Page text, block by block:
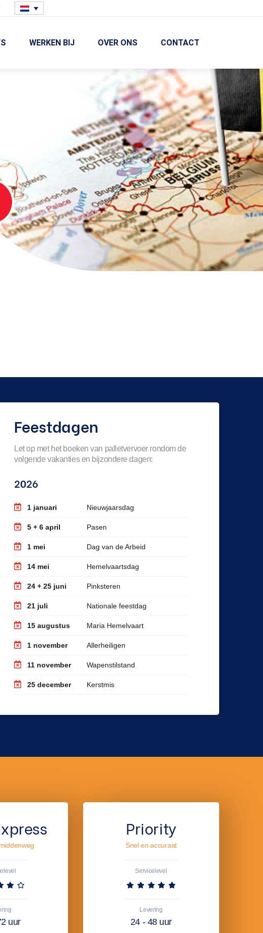
WERKEN BIJ OVER ONS CONTACT
Feestdagen
Let op met het boeken van palletvervoer rondom de
volgende vakanties en bijzondere dagen:
2026
1 januari Nieuwjaarsdag
5 + 6 april Pasen
1 mei Dag van de Arbeid
14 mei Hemelvaartsdag
24 + 25 juni Pinksteren
21 juli Nationale feestdag
15 augustus Maria Hemelvaart
1 november Allerheiligen
11 november Wapenstilstand
25 december Kerstmis
uur
Priority
Snel en accuraat
Servicelevel
Levering
24 - 48 uur